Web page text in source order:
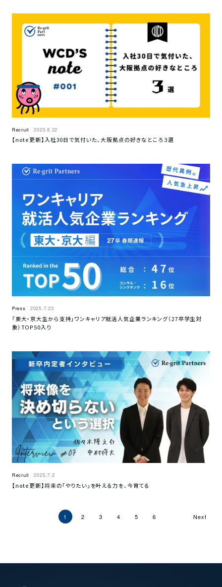
Recruit 2025.8.22
【note更新】入社30日で気付いた、大阪拠点の好きなところ３選
Press 2025.7.23
「東大・京大生から支持」ワンキャリア就活人気企業ランキング（27卒学生対
象）TOP50入り
Recruit 2025.7.2
【note更新】将来の「やりたい」を叶える力を、今育てる
1 2 3 4 5 6 Next